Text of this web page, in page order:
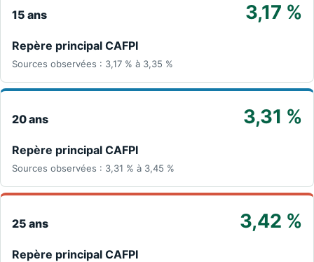
15 ans 3,17 %
Repère principal CAFPI
Sources observées : 3,17 % à 3,35 %
20 ans 3,31 %
Repère principal CAFPI
Sources observées : 3,31 % à 3,45 %
25 ans 3,42 %
Repère principal CAFPI